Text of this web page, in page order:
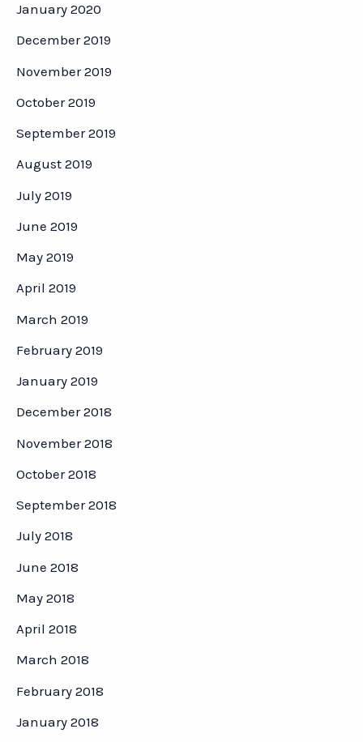
January 2020
December 2019
November 2019
October 2019
September 2019
August 2019
July 2019
June 2019
May 2019
April 2019
March 2019
February 2019
January 2019
December 2018
November 2018
October 2018
September 2018
July 2018
June 2018
May 2018
April 2018
March 2018
February 2018
January 2018